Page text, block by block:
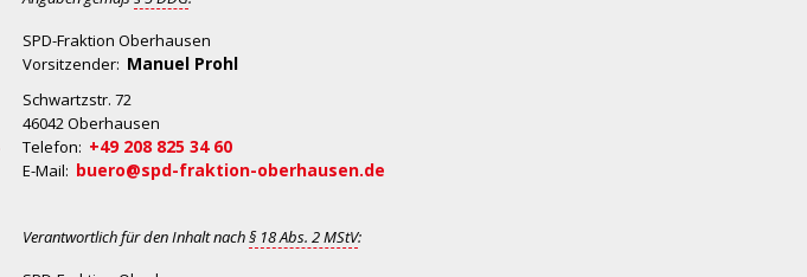
SPD-Fraktion Oberhausen
Vorsitzender: Manuel Prohl
Schwartzstr. 72
46042 Oberhausen
Telefon: +49 208 825 34 60
E-Mail: buero@spd-fraktion-oberhausen.de
Verantwortlich für den Inhalt nach§ 18 Abs. 2 MStV: